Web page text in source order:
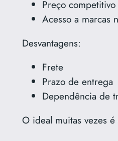
Preço competitivo
Acesso a marcas
Desvantagens:
Frete
Prazo de entrega
Dependência de
O ideal muitas vezes